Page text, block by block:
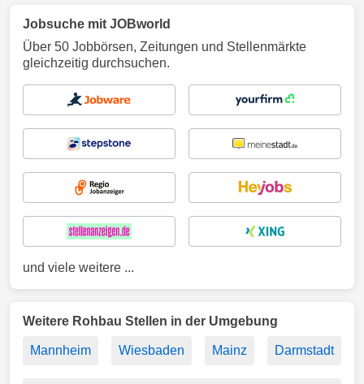
Jobsuche mit JOBworld
Über 50 Jobbörsen, Zeitungen und Stellenmärkte
gleichzeitig durchsuchen.
und viele weitere ...
Weitere Rohbau Stellen in der Umgebung
Mannheim Wiesbaden Mainz Darmstadt